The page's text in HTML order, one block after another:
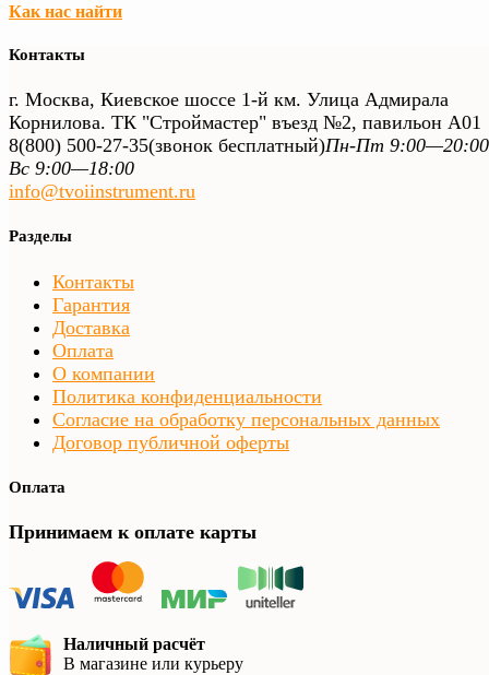
Как нас найти
Контакты
г. Москва, Киевское шоссе 1-й км. Улица Адмирала
Корнилова. ТК "Строймастер" въезд №2, павильон А01
8(800) 500-27-35(звонок бесплатный)Пн-Пт
Вс 9:00—18:00
info@tvoiinstrument.ru
Разделы
Контакты
Гарантия
Доставка
Оплата
О компании
Политика конфиденциальности
Согласие на обработку персональных данных
Договор публичной оферты
Оплата
Принимаем к оплате карты
Наличный расчёт
В магазине или курьеру